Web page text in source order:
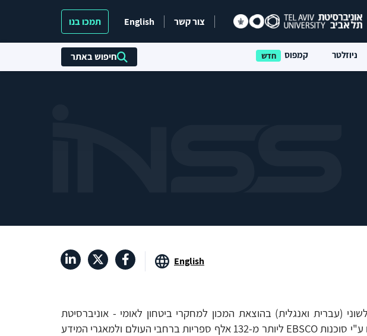
צור קשר English תמכו בנו
ניוזלטר קמפוס חיפוש באתר
English
(עברית ואנגלית) בהוצאת המכון למחקרי ביטחון לאומי - אוניברסיטת
תל-אביב. כתב העת מוכר על ידי הות"ת ומופיע ברשימת כתבי העת למודל התקצוב, ומופץ גם ע"י סוכנות EBSCO ליותר מ-132 אלף ספריות ברחבי העולם ולמאגרי המידע